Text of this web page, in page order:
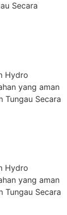
Secara
Hydro
yang aman
Tungau Secara
Hydro
yang aman
Tungau Secara